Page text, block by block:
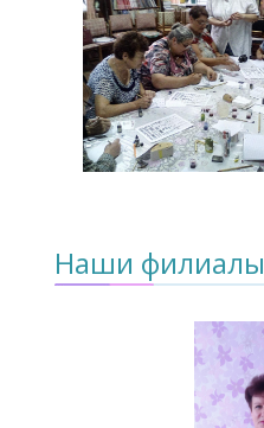
Наши филиалы